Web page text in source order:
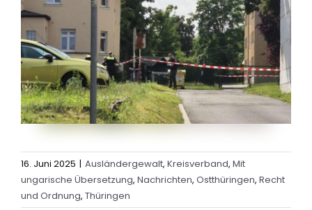
16. Juni 2025 | Ausländergewalt, Kreisverband, Mit
ungarische Übersetzung, Nachrichten, Ostthüringen, Recht
und Ordnung, Thüringen